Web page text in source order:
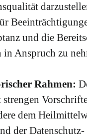
und die
Anspruch zu
Rahmen:
dem
der Datenschutz-